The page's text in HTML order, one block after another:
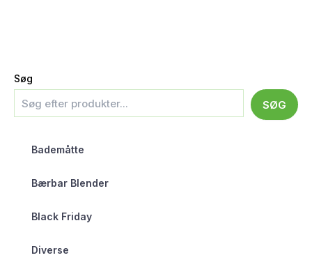
Søg
SØG
Bademåtte
Bærbar Blender
Black Friday
Diverse